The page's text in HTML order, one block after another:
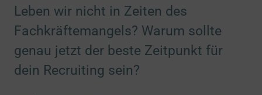
Leben wir nicht in Zeiten des
Fachkräftemangels? Warum sollte
genau jetzt der beste Zeitpunkt für
dein Recruiting sein?